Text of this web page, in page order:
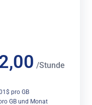
pro GB
GB und Monat
/Stunde